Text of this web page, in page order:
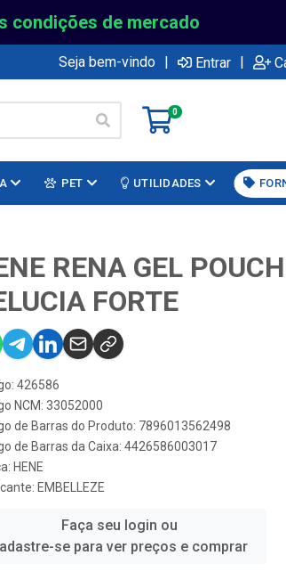
condições de mercado
Seja bem-vindo | Entrar |
0
PET UTILIDADES
RENA GEL
FORTE
426586
NCM: 33052000
de Barras do Produto: 7896013562498
de Barras da Caixa: 4426586003017
HENE
EMBELLEZE
Faça seu login ou
se para ver preços e comprar